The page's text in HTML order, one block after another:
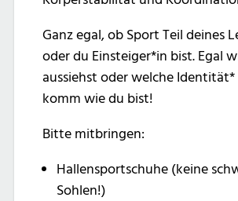
Ganz egal, ob Sport Teil deines
oder du Einsteiger*in bist. Egal
aussiehst oder welche
komm wie du bist!
Bitte mitbringen:
Hallensportschuhe (keine
Sohlen!)